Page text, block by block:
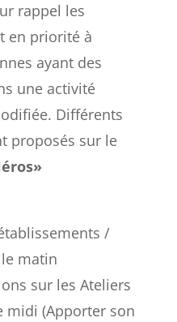
rappel les
en priorité à
ayant des
une activité
Différents
proposés sur le
/
matin
sur les Ateliers
midi (Apporter son